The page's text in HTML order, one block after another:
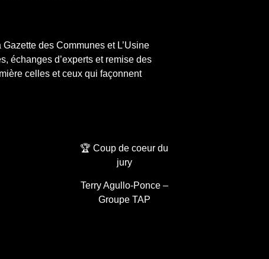
des Communes et L’Usine
échanges d’experts et remise des
celles et ceux qui façonnent
🏆 Coup de coeur du
jury
Terry Agullo-Ponce –
Groupe TAP